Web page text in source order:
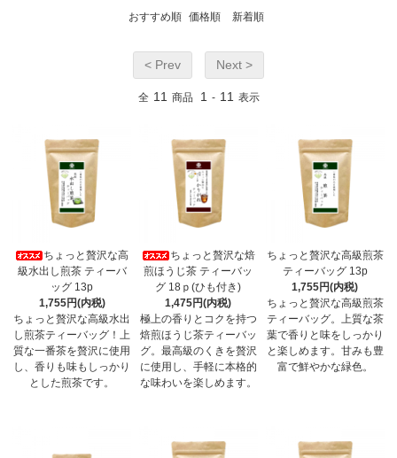
おすすめ順 価格順 新着順
< Prev Next >
全 11 商品 1 - 11 表示
ちょっと贅沢な高
級水出し煎茶 ティーバ
ッグ 13p
1,755円(内税)
ちょっと贅沢な高級水出
し煎茶ティーバッグ！上
質な一番茶を贅沢に使用
し、香りも味もしっかり
とした煎茶です。
ちょっと贅沢な焙
煎ほうじ茶 ティーバッ
グ 18ｐ(ひも付き)
1,475円(内税)
極上の香りとコクを持つ
焙煎ほうじ茶ティーバッ
グ。最高級のくきを贅沢
に使用し、手軽に本格的
な味わいを楽しめます。
ちょっと贅沢な高級煎茶
ティーバッグ 13p
1,755円(内税)
ちょっと贅沢な高級煎茶
ティーバッグ。上質な茶
葉で香りと味をしっかり
と楽しめます。甘みも豊
富で鮮やかな緑色。